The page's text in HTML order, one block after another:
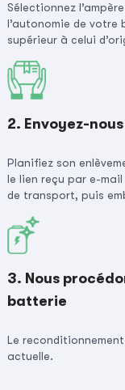
Sélectionnez
l’autonomie de
supérieur à celui
2. Envoyez-
Planifiez son
le lien reçu par e-
de transport, puis
3. Nous
batterie
Le
actuelle.